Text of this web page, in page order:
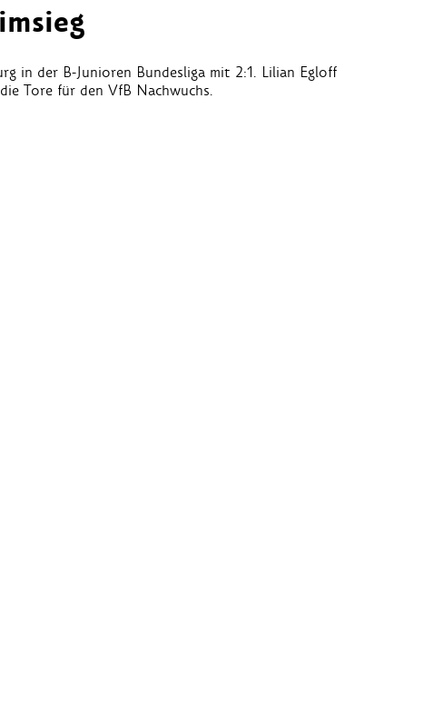
in der B-Junioren Bundesliga mit 2:1. Lilian Egloff
Tore für den VfB Nachwuchs.